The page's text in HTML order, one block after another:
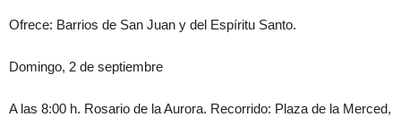
Ofrece: Barrios de San Juan y del Espíritu Santo.
Domingo, 2 de septiembre
A las 8:00 h. Rosario de la Aurora. Recorrido: Plaza de la Merced,